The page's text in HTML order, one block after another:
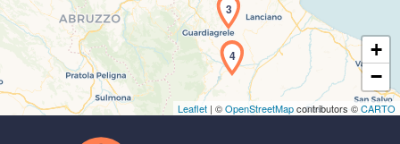
3
4
+
−
Leaflet | ©OpenStreetMapcontributors ©CARTO